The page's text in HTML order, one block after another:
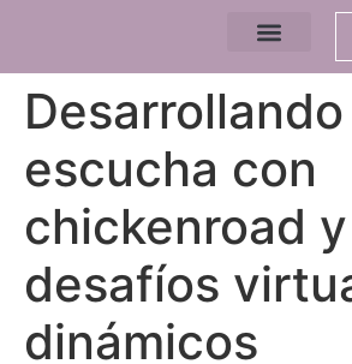
Desarrollando
escucha con
chickenroad y
desafíos
dinámicos